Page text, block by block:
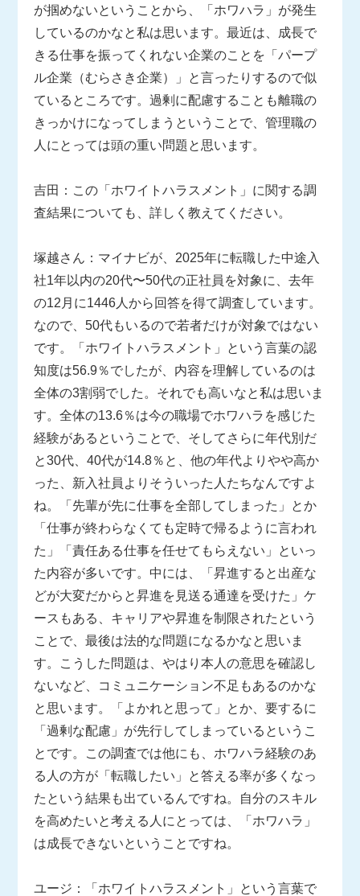
が掴めないということから、「ホワハラ」が発生
しているのかなと私は思います。最近は、成長で
きる仕事を振ってくれない企業のことを「パープ
ル企業（むらさき企業）」と言ったりするので似
ているところです。過剰に配慮することも離職の
きっかけになってしまうということで、管理職の
人にとっては頭の重い問題と思います。
吉田：この「ホワイトハラスメント」に関する調
査結果についても、詳しく教えてください。
塚越さん：マイナビが、2025年に転職した中途入
社1年以内の20代〜50代の正社員を対象に、去年
の12月に1446人から回答を得て調査しています。
なので、50代もいるので若者だけが対象ではない
です。「ホワイトハラスメント」という言葉の認
知度は56.9％でしたが、内容を理解しているのは
全体の3割弱でした。それでも高いなと私は思いま
す。全体の13.6％は今の職場でホワハラを感じた
経験があるということで、そしてさらに年代別だ
と30代、40代が14.8％と、他の年代よりやや高か
った、新入社員よりそういった人たちなんですよ
ね。「先輩が先に仕事を全部してしまった」とか
「仕事が終わらなくても定時で帰るように言われ
た」「責任ある仕事を任せてもらえない」といっ
た内容が多いです。中には、「昇進すると出産な
どが大変だからと昇進を見送る通達を受けた」ケ
ースもある、キャリアや昇進を制限されたという
ことで、最後は法的な問題になるかなと思いま
す。こうした問題は、やはり本人の意思を確認し
ないなど、コミュニケーション不足もあるのかな
と思います。「よかれと思って」とか、要するに
「過剰な配慮」が先行してしまっているというこ
とです。この調査では他にも、ホワハラ経験のあ
る人の方が「転職したい」と答える率が多くなっ
たという結果も出ているんですね。自分のスキル
を高めたいと考える人にとっては、「ホワハラ」
は成長できないということですね。
ユージ：「ホワイトハラスメント」という言葉で